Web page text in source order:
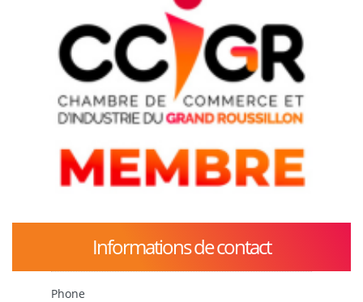
Informations de contact
Phone